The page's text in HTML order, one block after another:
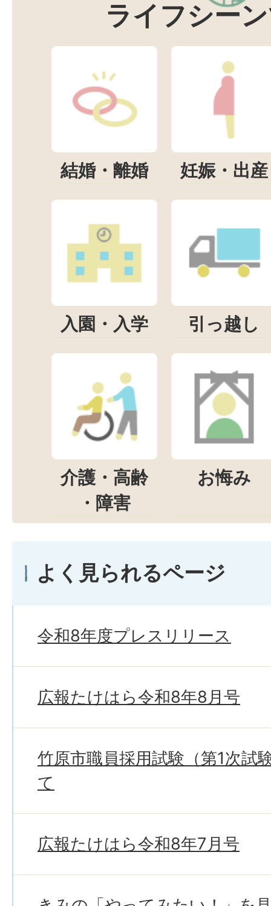
ライフシー
結婚・離婚 妊娠・出産
入園・入学 引っ越し
介護・高齢
・障害
お悔み
よく見られるページ
令和8年度プレスリリース
広報たけはら令和8年8月号
竹原市職員採用試験（第1次試
て
広報たけはら令和8年7月号